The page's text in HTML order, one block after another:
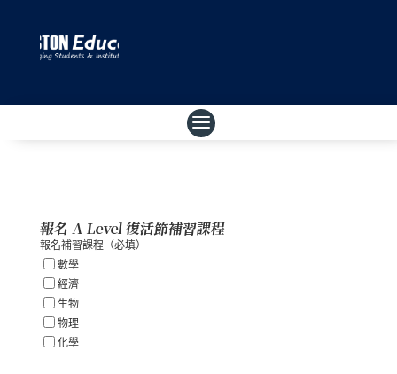
報名 A Level 復活節補習課程
報名補習課程 （必填）
數學
經濟
生物
物理
化學